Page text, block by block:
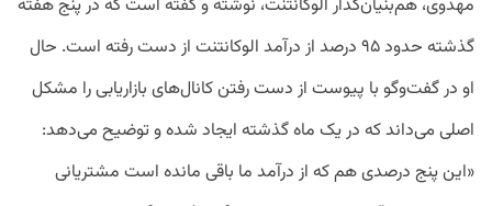
مهدوی، هم‌بنیان‌گذار الوکانتنت، نوشته و گفته است که در پنج هفته
گذشته حدود ۹۵ درصد از درآمد الوکانتنت از دست رفته است. حال
او در گفت‌وگو با پیوست از دست رفتن کانال‌های بازاریابی را مشکل
اصلی می‌داند که در یک ماه گذشته ایجاد شده و توضیح می‌دهد:
«این پنج درصدی هم که از درآمد ما باقی مانده است مشتریانی